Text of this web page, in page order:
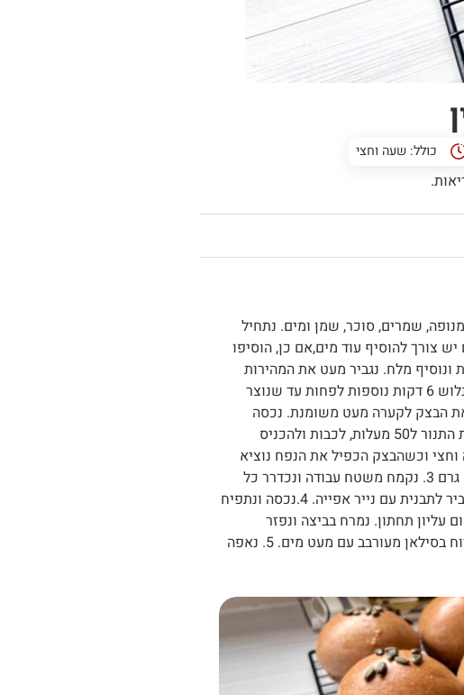
כולל: שעה וחצי
שמרים, סוכר, שמן ומים. נתחיל
ונוודא אחרי 3 דקות אם יש צורך להוסיף עוד מים,אם כן, הוסיפו
ולא יותר. נמשיך ללוש עוד 2 דקות ונוסיף מלח. נגביר מעט את המהירות
ונדאג שכל הבצק יאסף. ננמיך את המהירות ונלוש 6 דקות נוספות לפחות עד שנוצר
ולא נקרע. 2. נעביר את הבצק לקערה מעט משומנת. נכסה
ונתפיח. הטיפ שלי להתפחה בחורף- לחמם את התנור ל50 מעלות, לכבות ולהכניס
וכשהבצק הכפיל את הנפח נוציא
ממנו את האוויר, ונחלק לכדורים במשקל 100 גרם 3. נקמח משטח עבודה ונכדרר כל
כדור כך שפני הבצק ממש מתוח מלמעלה. נעביר לתבנית עם נייר אפייה. 4.נכסה ונתפיח
תנור ל170 מעלות בחום עליון תחתון. נמרח בביצה ונפזר
מלמעלה גרעינים. לגרסה טבעונית אפשר למרוח בסילאן מעורבב עם מעט מים. 5. נאפה